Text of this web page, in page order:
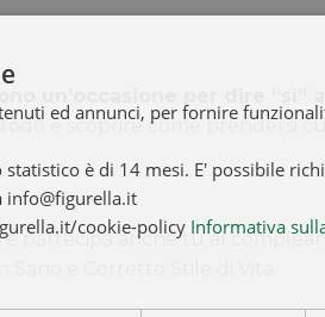
e scoprire come prendersi
e partecipa anche tu al
e Corretto Stile di Vita.
ed annunci, per fornire
è di 14 mesi. E' possibile
info@figurella.it
cookie-policy Informativa